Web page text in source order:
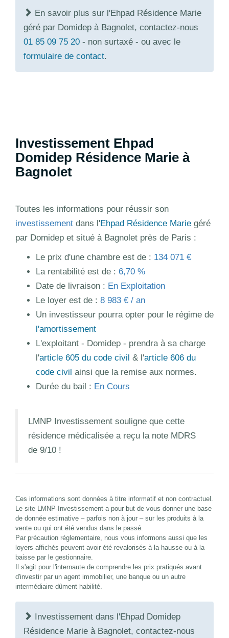
En savoir plus sur l'Ehpad Résidence Marie
géré par Domidep à Bagnolet, contactez-nous
01 85 09 75 20 - non surtaxé - ou avec le
formulaire de contact.
Investissement Ehpad
Domidep Résidence Marie à
Bagnolet
Toutes les informations pour réussir son
investissement dans l'Ehpad Résidence Marie géré
par Domidep et situé à Bagnolet près de Paris :
Le prix d'une chambre est de : 134 071 €
La rentabilité est de : 6,70 %
Date de livraison : En Exploitation
Le loyer est de : 8 983 € / an
Un investisseur pourra opter pour le régime de
l'amortissement
L'exploitant - Domidep - prendra à sa charge
l'article 605 du code civil & l'article 606 du
code civil ainsi que la remise aux normes.
Durée du bail : En Cours
LMNP Investissement souligne que cette
résidence médicalisée a reçu la note MDRS
de 9/10 !
Ces informations sont données à titre informatif et non contractuel.
Le site LMNP-Investissement a pour but de vous donner une base
de donnée estimative – parfois non à jour – sur les produits à la
vente ou qui ont été vendus dans le passé.
Par précaution réglementaire, nous vous informons aussi que les
loyers affichés peuvent avoir été revalorisés à la hausse ou à la
baisse par le gestionnaire.
Il s'agit pour l'internaute de comprendre les prix pratiqués avant
d'investir par un agent immobilier, une banque ou un autre
intermédiaire dûment habilité.
Investissement dans l'Ehpad Domidep
Résidence Marie à Bagnolet, contactez-nous